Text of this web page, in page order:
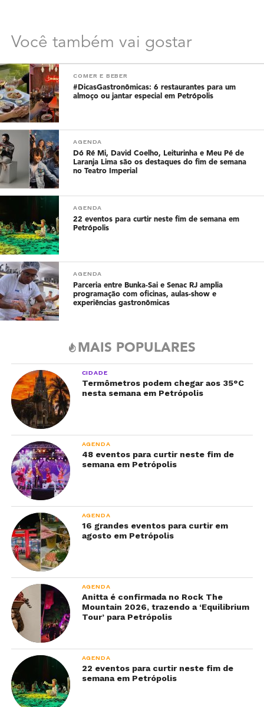
Você também vai gostar
COMER E BEBER
#DicasGastronômicas: 6 restaurantes para um
almoço ou jantar especial em Petrópolis
AGENDA
Dó Ré Mi, David Coelho, Leiturinha e Meu Pé de
Laranja Lima são os destaques do fim de semana
no Teatro Imperial
AGENDA
22 eventos para curtir neste fim de semana em
Petrópolis
AGENDA
Parceria entre Bunka-Sai e Senac RJ amplia
programação com oficinas, aulas-show e
experiências gastronômicas
MAIS POPULARES
CIDADE
Termômetros podem chegar aos 35°C
nesta semana em Petrópolis
AGENDA
48 eventos para curtir neste fim de
semana em Petrópolis
AGENDA
16 grandes eventos para curtir em
agosto em Petrópolis
AGENDA
Anitta é confirmada no Rock The
Mountain 2026, trazendo a ‘Equilibrium
Tour’ para Petrópolis
AGENDA
22 eventos para curtir neste fim de
semana em Petrópolis